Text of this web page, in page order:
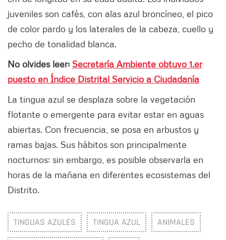
juveniles son cafés, con alas azul broncíneo, el pico
de color pardo y los laterales de la cabeza, cuello y
pecho de tonalidad blanca.
No olvides leer: Secretaría Ambiente obtuvo 1.er
puesto en Índice Distrital Servicio a Ciudadanía
La tingua azul se desplaza sobre la vegetación
flotante o emergente para evitar estar en aguas
abiertas. Con frecuencia, se posa en arbustos y
ramas bajas. Sus hábitos son principalmente
nocturnos; sin embargo, es posible observarla en
horas de la mañana en diferentes ecosistemas del
Distrito.
TINGUAS AZULES TINGUA AZUL ANIMALES